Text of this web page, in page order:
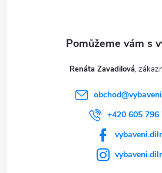
Renáta Zavadilová
obchod@
+420 605 796